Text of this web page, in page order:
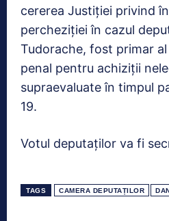
cererea Justiţiei privind
percheziţiei în cazul
Tudorache, fost primar
penal pentru achiziţii
supraevaluate în timpul
19.
Votul deputaţilor va fi
TAGS CAMERA DEPUTAȚILOR